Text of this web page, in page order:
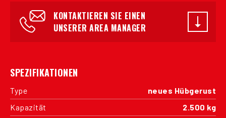
KONTAKTIEREN SIE EINEN
UNSERER AREA MANAGER
SPEZIFIKATIONEN
Type
neues Hübgerust
Kapazität
2.500 kg